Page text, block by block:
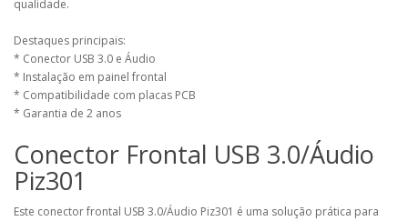
qualidade.
Destaques principais:
* Conector USB 3.0 e Áudio
* Instalação em painel frontal
* Compatibilidade com placas PCB
* Garantia de 2 anos
Conector Frontal USB 3.0/Áudio
Piz301
Este conector frontal USB 3.0/Áudio Piz301 é uma solução prática para